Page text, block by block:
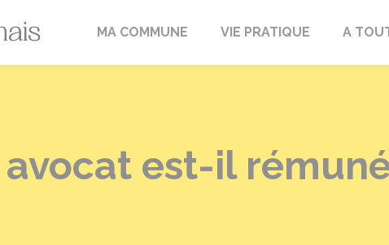
Fréville-du-Gâtinais
MA COMMUNE VIE PRATIQUE A
est-il